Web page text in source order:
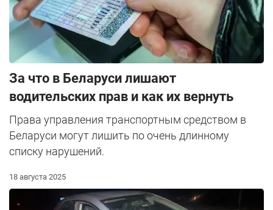
За что в Беларуси лишают
водительских прав и как их вернуть
Права управления транспортным средством в
Беларуси могут лишить по очень длинному
списку нарушений.
18 августа 2025